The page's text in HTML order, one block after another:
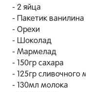
- 2 яйца
- Пакетик ванилина
- Орехи
- Шоколад
- Мармелад
- 150гр сахара
- 125гр сливочного
- 130мл молока